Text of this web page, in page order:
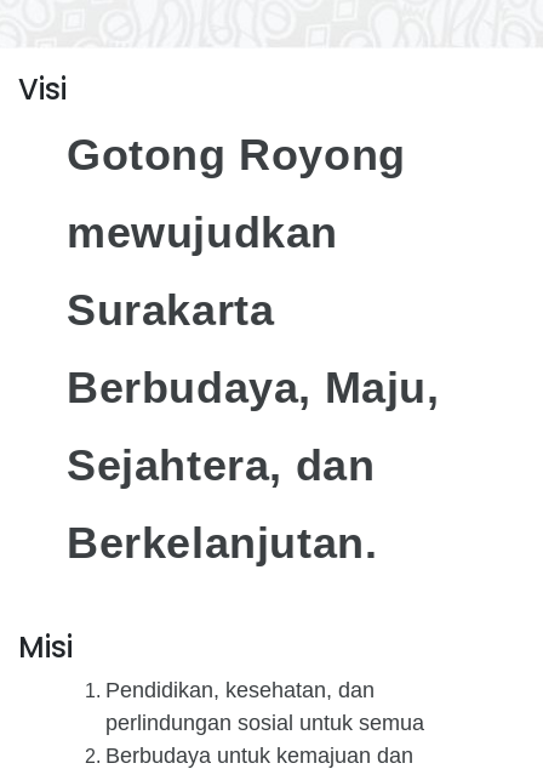
Visi
Gotong Royong
mewujudkan
Surakarta
Berbudaya, Maju,
Sejahtera, dan
Berkelanjutan.
Misi
Pendidikan, kesehatan, dan
perlindungan sosial untuk semua
Berbudaya untuk kemajuan dan